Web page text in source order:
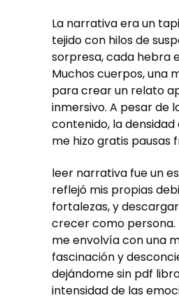
La narrativa era un
tejido con hilos de
sorpresa, cada hebra
Muchos cuerpos, una
para crear un relato
inmersivo. A pesar de
contenido, la
me hizo gratis pausas
leer narrativa fue un
reflejó mis propias
fortalezas, y
crecer como persona.
me envolvía con una
fascinación y
dejándome sin pdf
intensidad de las